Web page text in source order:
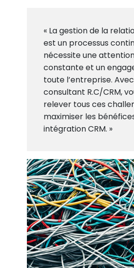
« La gestion de la
est un processus
nécessite une
constante et un
toute l’entreprise. Avec
consultant R.C/CRM,
relever tous ces
maximiser les
intégration CRM. »